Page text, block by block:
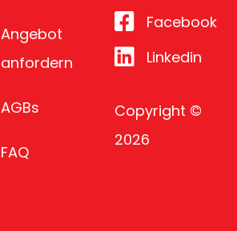
Angebot
anfordern
AGBs
FAQ
Facebook
Linkedin
Copyright ©
2026